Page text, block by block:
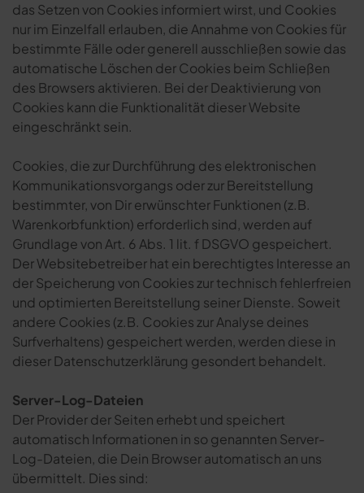
das Setzen von Cookies informiert wirst, und Cookies
nur im Einzelfall erlauben, die Annahme von Cookies für
bestimmte Fälle oder generell ausschließen sowie das
automatische Löschen der Cookies beim Schließen
des Browsers aktivieren. Bei der Deaktivierung von
Cookies kann die Funktionalität dieser Website
eingeschränkt sein.
Cookies, die zur Durchführung des elektronischen
Kommunikationsvorgangs oder zur Bereitstellung
bestimmter, von Dir erwünschter Funktionen (z.B.
Warenkorbfunktion) erforderlich sind, werden auf
Grundlage von Art. 6 Abs. 1 lit. f DSGVO gespeichert.
Der Websitebetreiber hat ein berechtigtes Interesse an
der Speicherung von Cookies zur technisch fehlerfreien
und optimierten Bereitstellung seiner Dienste. Soweit
andere Cookies (z.B. Cookies zur Analyse deines
Surfverhaltens) gespeichert werden, werden diese in
dieser Datenschutzerklärung gesondert behandelt.
Server-Log-Dateien
Der Provider der Seiten erhebt und speichert
automatisch Informationen in so genannten Server-
Log-Dateien, die Dein Browser automatisch an uns
übermittelt. Dies sind: